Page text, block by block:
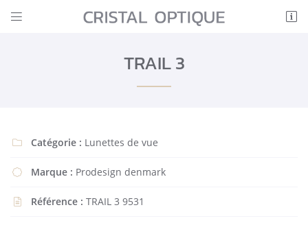
 
TRAIL 3
 Catégorie : Lunettes de vue
 Marque : Prodesign denmark
 Référence : TRAIL 3 9531